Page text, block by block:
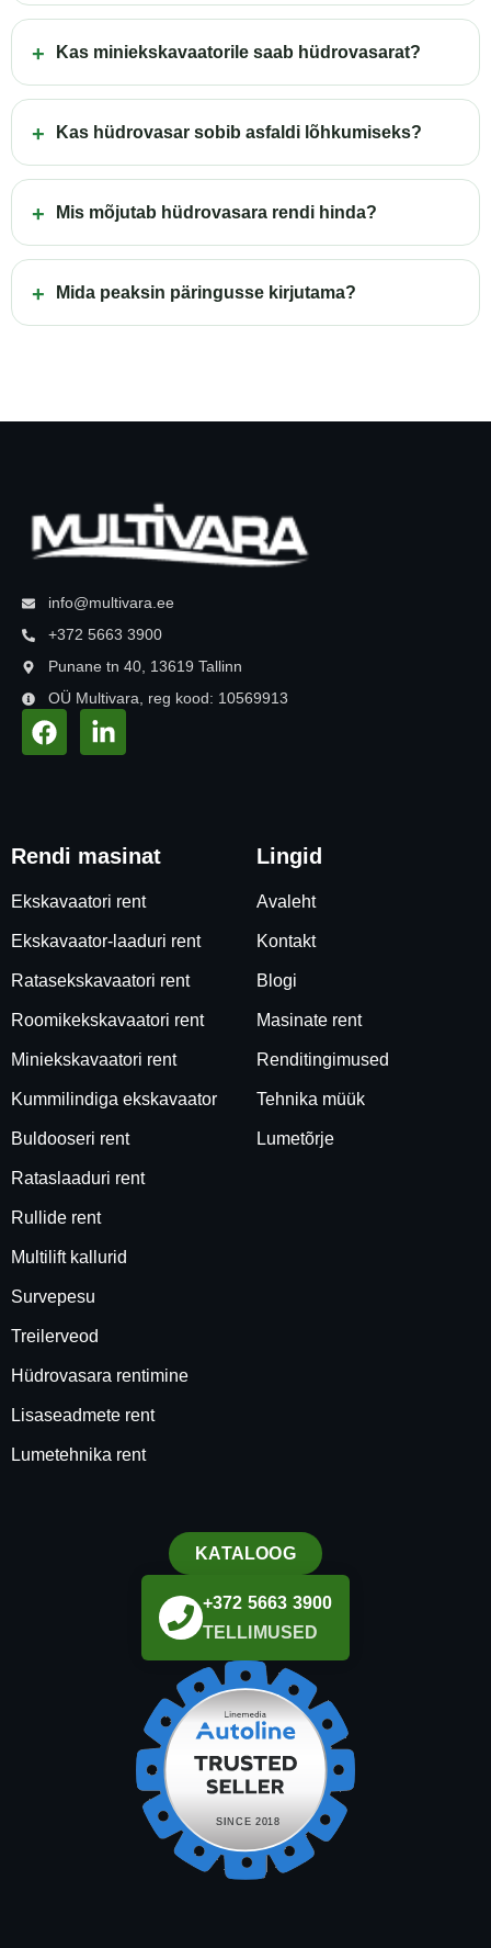
Kas miniekskavaatorile saab hüdrovasarat?
Kas hüdrovasar sobib asfaldi lõhkumiseks?
Mis mõjutab hüdrovasara rendi hinda?
Mida peaksin päringusse kirjutama?
info@multivara.ee
+372 5663 3900
Punane tn 40, 13619 Tallinn
OÜ Multivara, reg kood: 10569913
Rendi masinat
Ekskavaatori rent
Ekskavaator-laaduri rent
Ratasekskavaatori rent
Roomikekskavaatori rent
Miniekskavaatori rent
Kummilindiga ekskavaator
Buldooseri rent
Rataslaaduri rent
Rullide rent
Multilift kallurid
Survepesu
Treilerveod
Hüdrovasara rentimine
Lisaseadmete rent
Lumetehnika rent
Lingid
Avaleht
Kontakt
Blogi
Masinate rent
Renditingimused
Tehnika müük
Lumetõrje
KATALOOG
+372 5663 3900
TELLIMUSED